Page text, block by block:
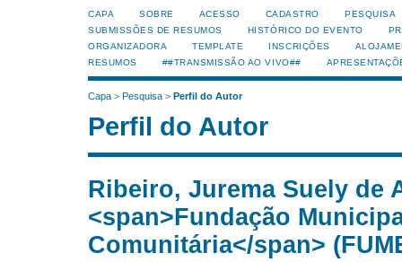
CAPA SOBRE ACESSO CADASTRO
PESQUISA
SUBMISSÕES DE RESUMOS
HISTÓRICO DO EVENTO
ORGANIZADORA
TEMPLATE INSCRIÇÕES
RESUMOS
##TRANSMISSÃO AO VIVO##
Capa > Pesquisa > Perfil do Autor
Perfil do Autor
Ribeiro, Jurema Suely de
<span>Fundação
Comunitária</span>